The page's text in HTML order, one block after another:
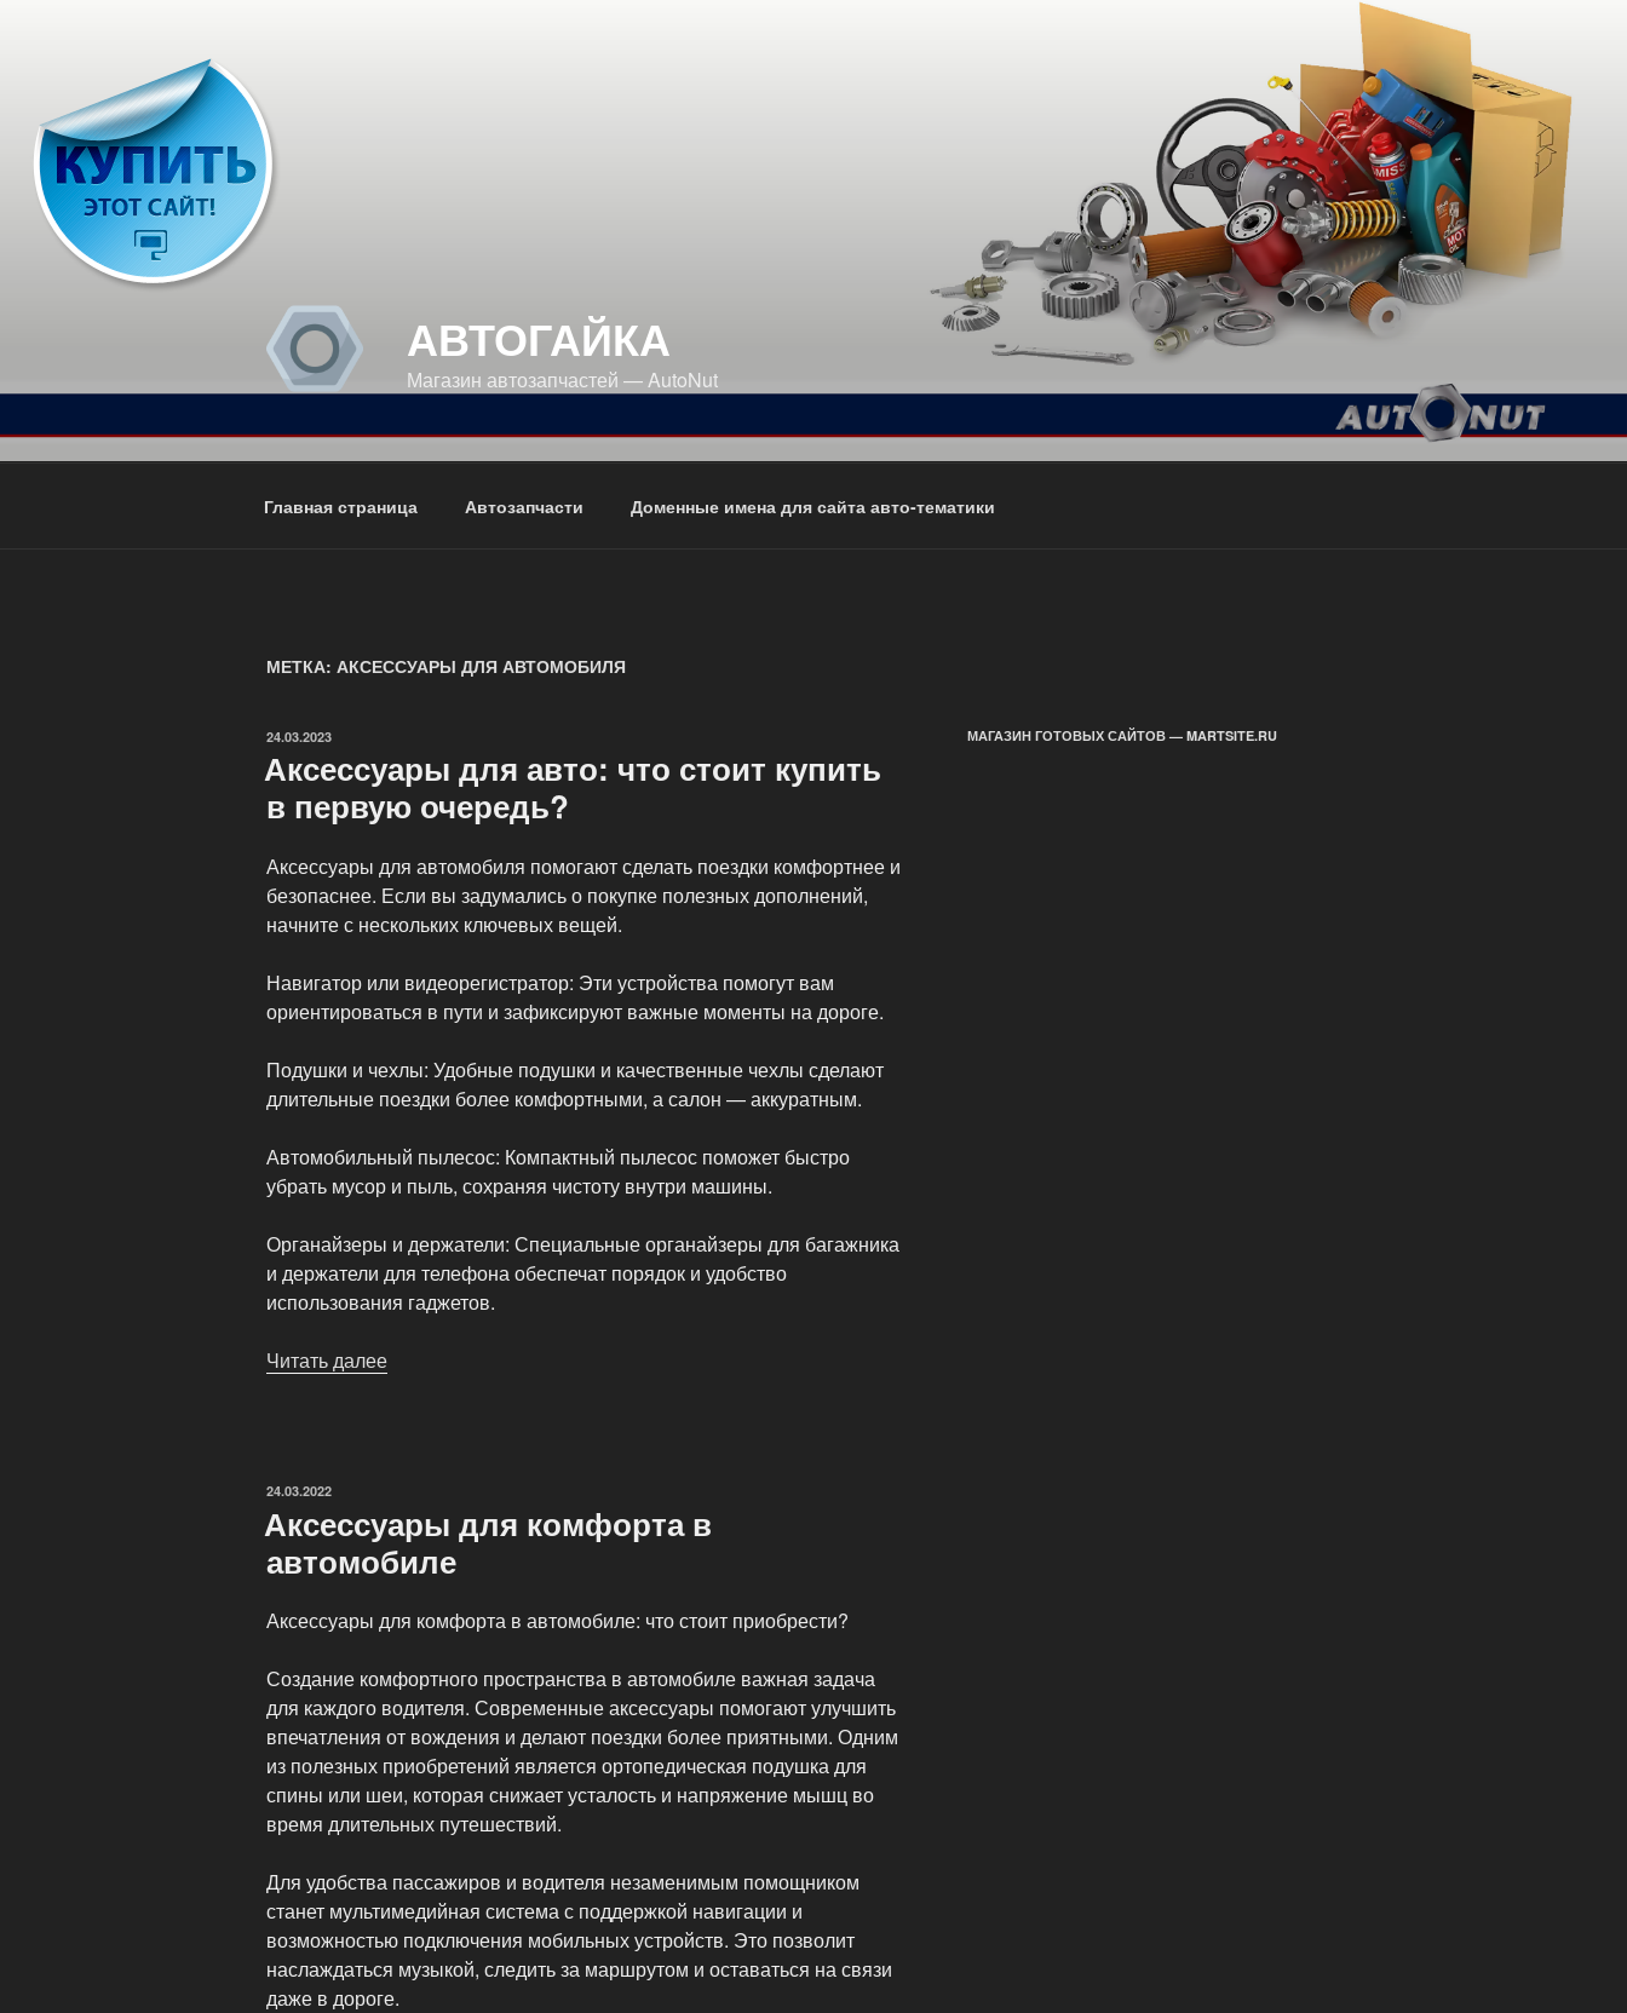
АВТОГАЙКА
Магазин автозапчастей — AutoNut
Главная страница Автозапчасти Доменные имена для сайта авто-тематики
МЕТКА: АКСЕССУАРЫ ДЛЯ АВТОМОБИЛЯ
ОПУБЛИКОВАНО
24.03.2023
Аксессуары для авто: что стоит купить
в первую очередь?
Аксессуары для автомобиля помогают сделать поездки комфортнее и
безопаснее. Если вы задумались о покупке полезных дополнений,
начните с нескольких ключевых вещей.
Навигатор или видеорегистратор: Эти устройства помогут вам
ориентироваться в пути и зафиксируют важные моменты на дороге.
Подушки и чехлы: Удобные подушки и качественные чехлы сделают
длительные поездки более комфортными, а салон — аккуратным.
Автомобильный пылесос: Компактный пылесос поможет быстро
убрать мусор и пыль, сохраняя чистоту внутри машины.
Органайзеры и держатели: Специальные органайзеры для багажника
и держатели для телефона обеспечат порядок и удобство
использования гаджетов.
Читать далее
в
первую
ОПУБЛИКОВАНО
24.03.2022
Аксессуары для комфорта в
автомобиле
Аксессуары для комфорта в автомобиле: что стоит приобрести?
Создание комфортного пространства в автомобиле важная задача
для каждого водителя. Современные аксессуары помогают улучшить
впечатления от вождения и делают поездки более приятными. Одним
из полезных приобретений является ортопедическая подушка для
спины или шеи, которая снижает усталость и напряжение мышц во
время длительных путешествий.
Для удобства пассажиров и водителя незаменимым помощником
станет мультимедийная система с поддержкой навигации и
возможностью подключения мобильных устройств. Это позволит
наслаждаться музыкой, следить за маршрутом и оставаться на связи
даже в дороге.
МАГАЗИН ГОТОВЫХ САЙТОВ — MARTSITE.RU